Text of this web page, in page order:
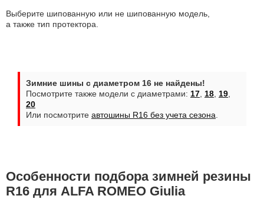
Выберите шипованную или не шипованную модель,
а также тип протектора.
Зимние шины с диаметром 16 не найдены!
Посмотрите также модели с диаметрами: 17 18 19
20
Или посмотрите автошины R16 без учета сезона
Особенности подбора зимней резины
R16 для ALFA ROMEO Giulia